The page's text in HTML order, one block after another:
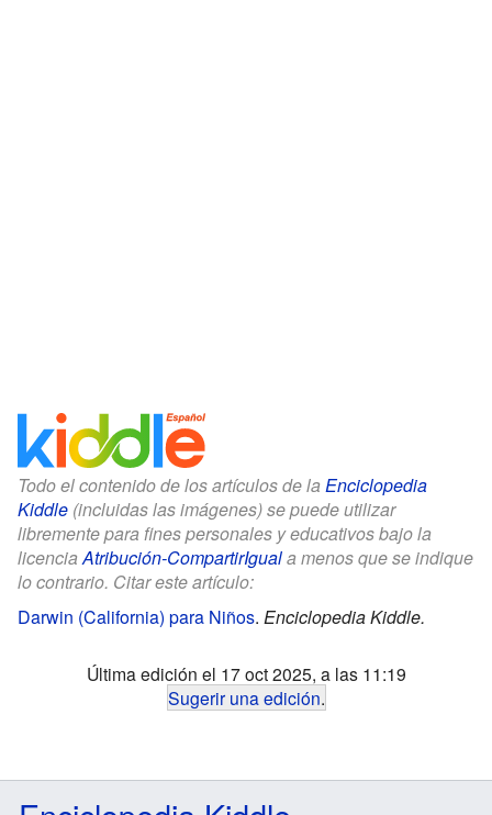
Todo el contenido de los artículos de la Enciclopedia
Kiddle (incluidas las imágenes) se puede utilizar
libremente para fines personales y educativos bajo la
licenciaAtribución-CompartirIguala menos que se indique
lo contrario. Citar este artículo:
Darwin (California) para Niños. Enciclopedia Kiddle.
Última edición el 17 oct 2025, a las 11:19
Sugerir una edición.